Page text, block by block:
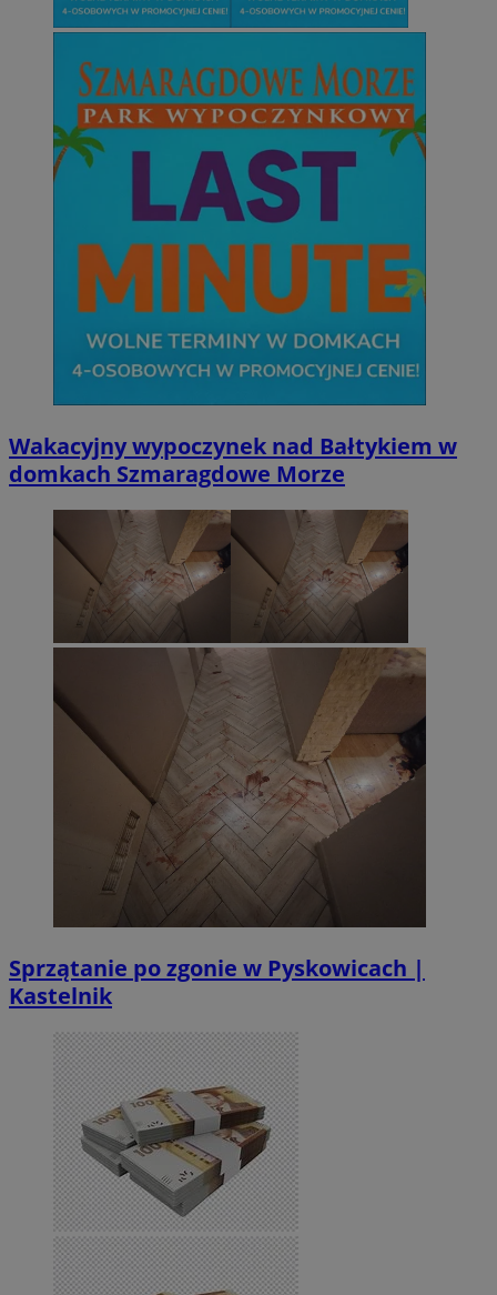
Wakacyjny wypoczynek nad Bałtykiem w
domkach Szmaragdowe Morze
Sprzątanie po zgonie w Pyskowicach |
Kastelnik